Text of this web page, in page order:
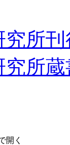
究所
所
開く